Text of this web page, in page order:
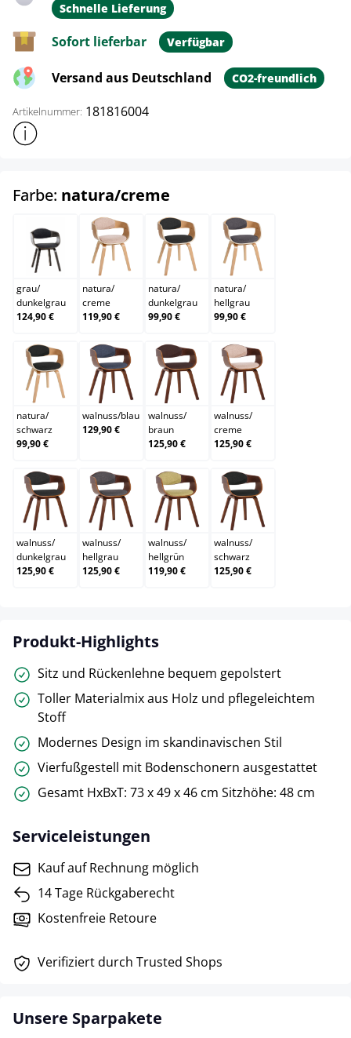
Schnelle Lieferung
Sofort lieferbar Verfügbar
Versand aus Deutschland CO2-freundlich
Artikelnummer: 181816004
Weitere Produktinformationen anzeigen
Farbe: natura/creme
grau/dunkelgrau
grau/
dunkelgrau
124,90 €
natura/creme
natura/
creme
119,90 €
natura/dunkelgrau
natura/
dunkelgrau
99,90 €
natura/hellgrau
natura/
hellgrau
99,90 €
natura/schwarz
natura/
schwarz
99,90 €
walnuss/blau
walnuss/blau
129,90 €
walnuss/braun
walnuss/
braun
125,90 €
walnuss/creme
walnuss/
creme
125,90 €
walnuss/dunkelgrau
walnuss/
dunkelgrau
125,90 €
walnuss/hellgrau
walnuss/
hellgrau
125,90 €
walnuss/hellgrün
walnuss/
hellgrün
119,90 €
walnuss/schwarz
walnuss/
schwarz
125,90 €
Produkt-Highlights
Sitz und Rückenlehne bequem gepolstert
Toller Materialmix aus Holz und pflegeleichtem
Stoff
Modernes Design im skandinavischen Stil
Vierfußgestell mit Bodenschonern ausgestattet
Gesamt HxBxT: 73 x 49 x 46 cm Sitzhöhe: 48 cm
Serviceleistungen
Kauf auf Rechnung möglich
14 Tage Rückgaberecht
Kostenfreie Retoure
Verifiziert durch Trusted Shops
Unsere Sparpakete